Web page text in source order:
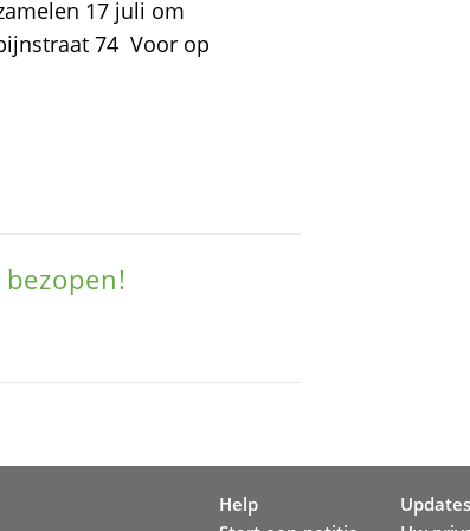
17 juli om
74 Voor op
Help
Updates